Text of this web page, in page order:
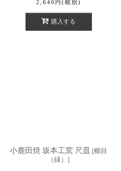
2,640 円 (税別)
購入する
小鹿田焼 坂本工窯 尺皿 [櫛目
（緑） ]